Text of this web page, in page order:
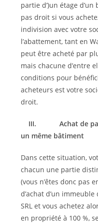
partie d’)un étage d’un
pas droit si vous
indivision avec votre
l’abattement, tant en
peut être acheté par
mais chacune d’entre
conditions pour
acheteurs est votre
droit.
III. Achat de
un même bâtiment
Dans cette situation,
chacun une partie
(vous n’êtes donc pas
d’achat d’un
SRL et vous achetez
en propriété à 100 %,